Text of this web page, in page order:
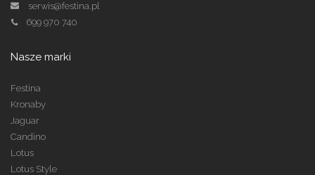
serwis@festina.pl
699 970 740
Nasze marki
Festina
Kronaby
Jaguar
Candino
Lotus
Lotus Style